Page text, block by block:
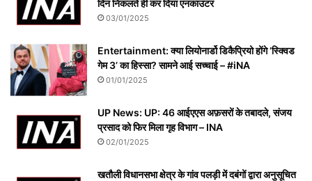
दिन निकलते ही कर दिया एनकाउंटर
03/01/2025
Entertainment: क्या लियोनार्डो डिकैप्रियो होंगे ‘स्क्विड
गेम 3’ का हिस्सा? सामने आई सच्चाई – #iNA
01/01/2025
UP News: UP: 46 आईएएस अफ़सरों के तबादले, संजय
प्रसाद को फिर मिला गृह विभाग – INA
02/01/2025
खतौली विधानसभा क्षेत्र के गांव पलड़ी में दबंगों द्वारा अनुसूचित